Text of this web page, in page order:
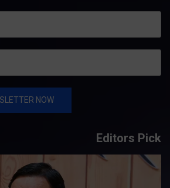
Editors Pick